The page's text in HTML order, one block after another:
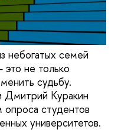
небогатых семей
не только
судьбу.
Дмитрий Куракин
опроса студентов
университетов.